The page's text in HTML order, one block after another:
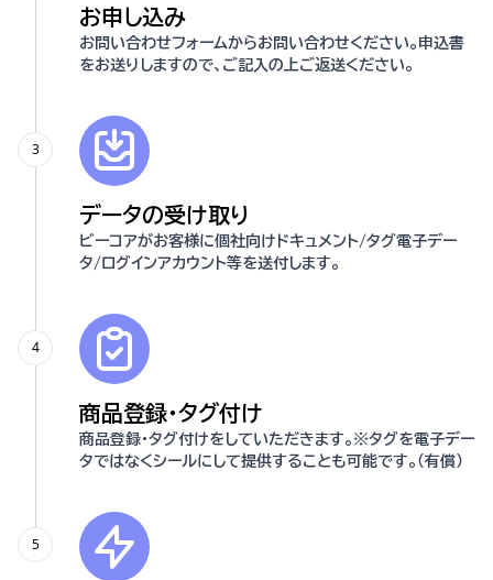
お申し込み
お問い合わせフォームからお問い合わせください。申込書
をお送りしますので、ご記入の上ご返送ください。
3
データの受け取り
ビーコアがお客様に個社向けドキュメント/タグ電子デー
タ/ログインアカウント等を送付します。
4
商品登録・タグ付け
商品登録・タグ付けをしていただきます。※タグを電子デー
タではなくシールにして提供することも可能です。（有償）
5